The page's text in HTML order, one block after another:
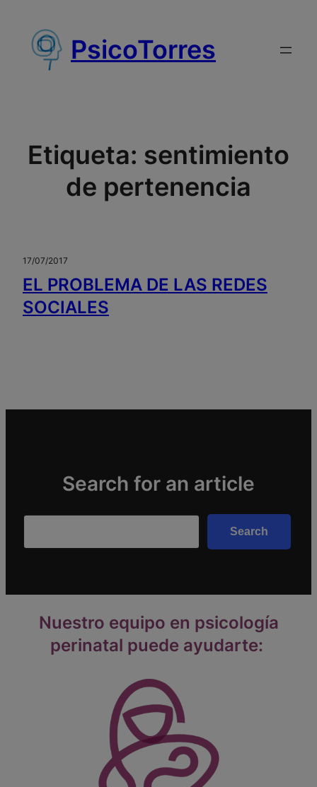
contenido
PsicoTorres
Etiqueta: sentimiento
de pertenencia
17/07/2017
EL PROBLEMA DE LAS REDES
SOCIALES
Search for an article
Search
Nuestro equipo en psicología
perinatal puede ayudarte: